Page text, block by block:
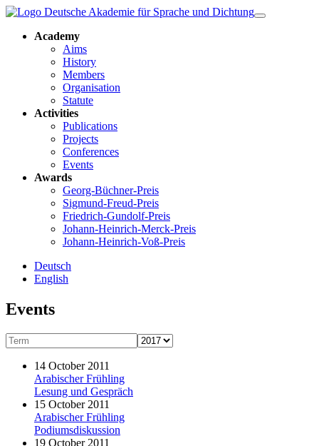
Academy
Aims
History
Members
Organisation
Statute
Activities
Publications
Projects
Conferences
Events
Awards
Georg-Büchner-Preis
Sigmund-Freud-Preis
Friedrich-Gundolf-Preis
Johann-Heinrich-Merck-Preis
Johann-Heinrich-Voß-Preis
Deutsch
English
Events
14 October 2011
Arabischer Frühling
Lesung und Gespräch
15 October 2011
Arabischer Frühling
Podiumsdiskussion
19 October 2011